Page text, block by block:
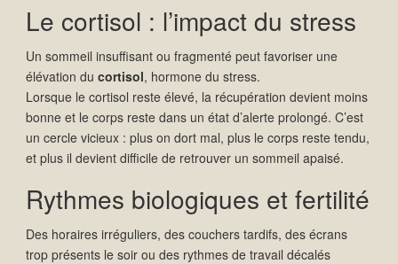
Le cortisol : l’impact du stress
Un sommeil insuffisant ou fragmenté peut favoriser une
élévation du cortisol, hormone du stress.
Lorsque le cortisol reste élevé, la récupération devient moins
bonne et le corps reste dans un état d’alerte prolongé. C’est
un cercle vicieux : plus on dort mal, plus le corps reste tendu,
et plus il devient difficile de retrouver un sommeil apaisé.
Rythmes biologiques et fertilité
Des horaires irréguliers, des couchers tardifs, des écrans
trop présents le soir ou des rythmes de travail décalés